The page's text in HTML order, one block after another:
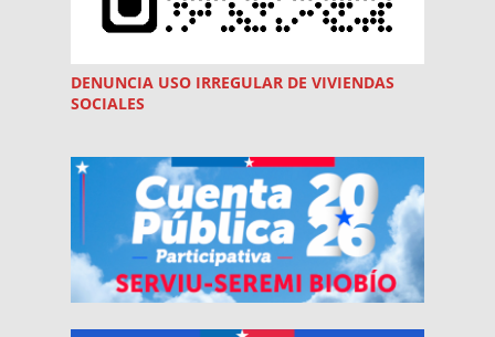
DENUNCIA USO IRREGULAR DE VIVIENDAS
SOCIALES